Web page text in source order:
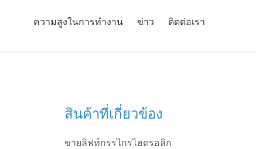
ความสูงในการทำงาน ข่าว ติดต่อเรา
สินค้าที่เกี่ยวข้อง
ขายลิฟท์กรรไกรไฮดรอลิก